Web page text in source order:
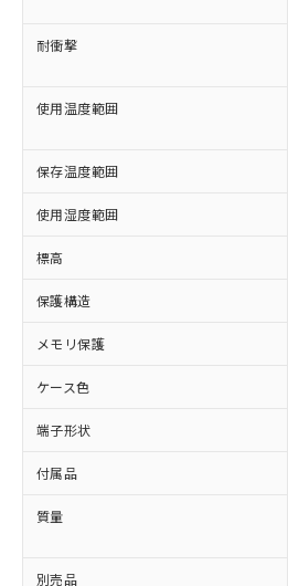
耐衝撃
使用温度範囲
保存温度範囲
使用湿度範囲
標高
保護構造
メモリ保護
ケース色
端子形状
付属品
質量
別売品
以下の条件をお読みいた
対応済み：EU RoHS
非含有に対応した製品が提
対応予定：EU RoHS指令
有に対応した製品に切り
対応予定なし：EU RoHS
非含有に非対応の商品で